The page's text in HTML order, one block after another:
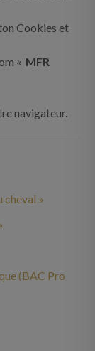
Cookies et
« MFR
navigateur.
cheval »
(BAC Pro